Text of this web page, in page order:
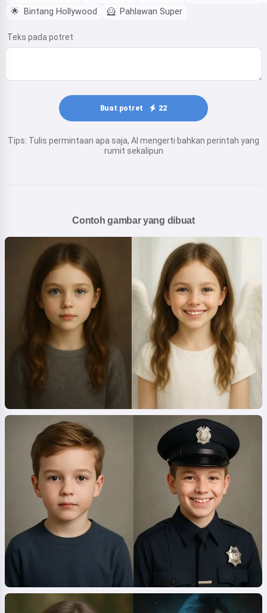
🌟 Bintang Hollywood 🦸 Pahlawan Super
Teks pada potret
Buat potret 22
Tips: Tulis permintaan apa saja, AI mengerti bahkan perintah yang
rumit sekalipun
Contoh gambar yang dibuat